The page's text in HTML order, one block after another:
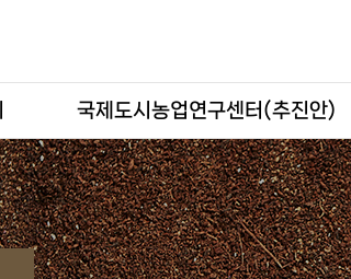
국제도시농업연구센터(추진안)